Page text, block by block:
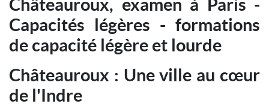
Châteauroux, examen à Paris -
Capacités légères - formations
de capacité légère et lourde
Châteauroux : Une ville au cœur
de l'Indre